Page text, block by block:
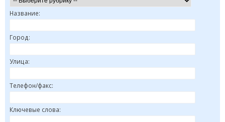
Название:
Город:
Улица:
Телефон/факс:
Ключевые слова: